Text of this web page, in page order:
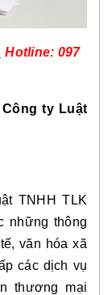
Hotline: 097
ty Luật
TNHH TLK
những thông
văn hóa xã
các dịch vụ
thương mại